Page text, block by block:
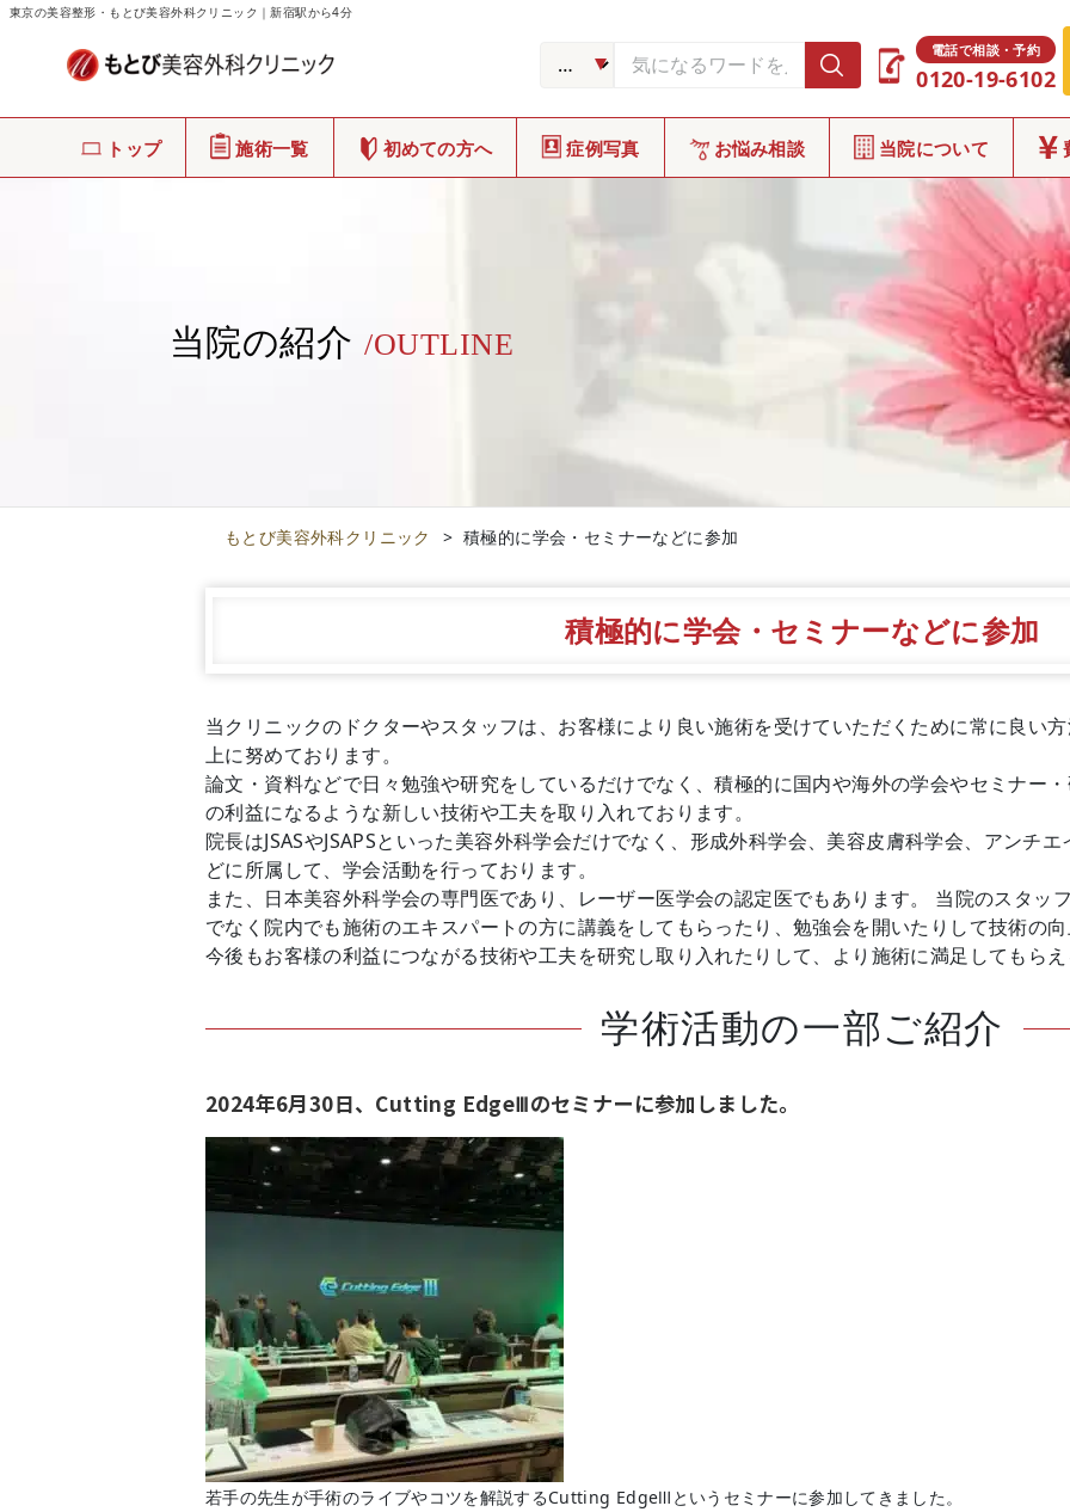
東京の美容整形・もとび美容外科クリニック｜新宿駅から4分
電話で相談・予約
0120-19-6102
トップ 施術一覧 初めての方へ 症例写真 お悩み相談 当院について
当院の紹介 /OUTLINE
もとび美容外科クリニック > 積極的に学会・セミナーなどに参加
積極的に学会・セミナーなどに参加
当クリニックのドクターやスタッフは、お客様により良い施術を受けていただくために常に良い
上に努めております。
論文・資料などで日々勉強や研究をしているだけでなく、積極的に国内や海外の学会やセミナー
の利益になるような新しい技術や工夫を取り入れております。
院長はJSASやJSAPSといった美容外科学会だけでなく、形成外科学会、美容皮膚科学会、アンチ
どに所属して、学会活動を行っております。
また、日本美容外科学会の専門医であり、レーザー医学会の認定医でもあります。 当院のスタッ
でなく院内でも施術のエキスパートの方に講義をしてもらったり、勉強会を開いたりして技術の向
今後もお客様の利益につながる技術や工夫を研究し取り入れたりして、より施術に満足してもら
学術活動の一部ご紹介
2024年6月30日、Cutting EdgeⅢのセミナーに参加しました。
若手の先生が手術のライブやコツを解説するCutting EdgeⅢというセミナーに参加してきました。